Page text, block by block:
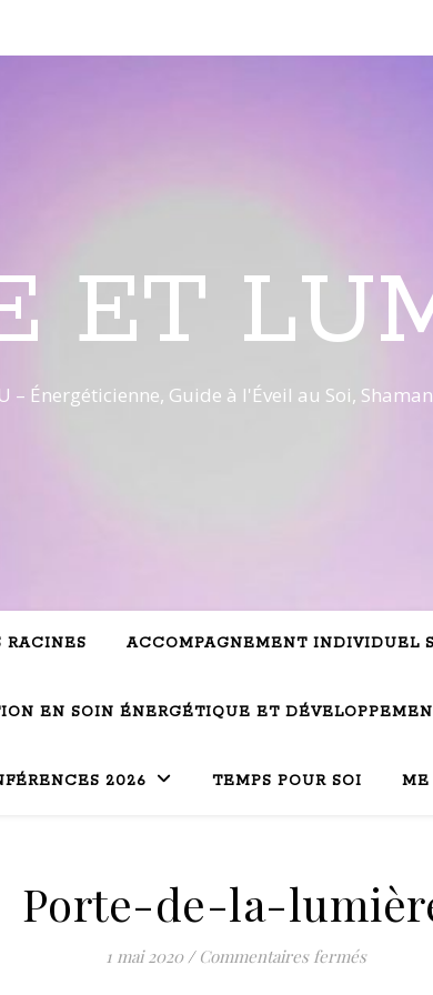
ET
– Énergéticienne, Guide à l'Éveil au Soi,
RACINES ACCOMPAGNEMENT INDIVIDUEL
EN SOIN ÉNERGÉTIQUE ET
2026 TEMPS POUR SOI ME
Porte-de-la-
1 mai 2020 / Commentaires ferméssur